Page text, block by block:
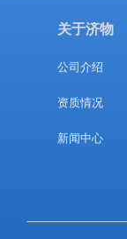
公司介绍
资质情况
新闻中心
关于济物